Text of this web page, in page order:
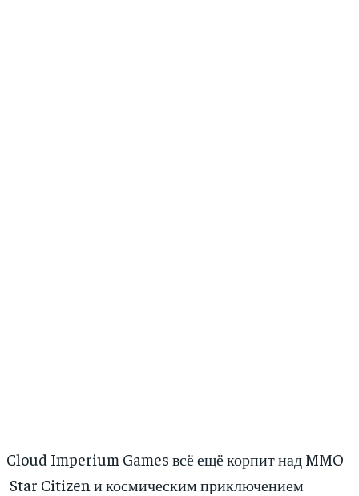
Cloud Imperium Games всё ещё корпит над MMO
Star Citizen и космическим приключением